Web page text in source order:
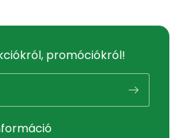
promóciókról!